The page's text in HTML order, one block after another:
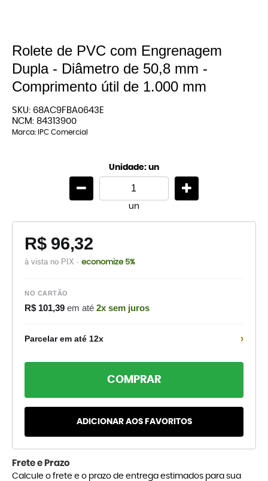
Rolete de PVC com Engrenagem
Dupla - Diâmetro de 50,8 mm -
Comprimento útil de 1.000 mm
SKU: 68AC9FBA0643E
NCM: 84313900
Marca: IPC Comercial
Unidade: un
un
R$ 96,32
à vista no PIX · economize 5%
NO CARTÃO
R$ 101,39 em até 2x sem juros
Parcelar em até 12x ›
COMPRAR
ADICIONAR AOS FAVORITOS
Frete e Prazo
Calcule o frete e o prazo de entrega estimados para sua